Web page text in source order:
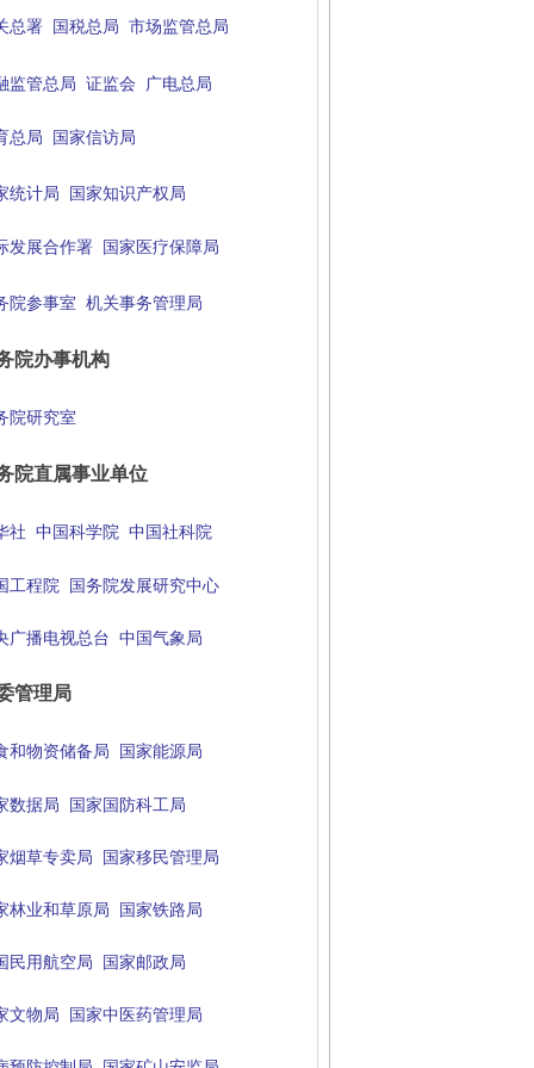
总署 国税总局 市场监管总局
监管总局 证监会 广电总局
总局 国家信访局
统计局 国家知识产权局
发展合作署 国家医疗保障局
院参事室 机关事务管理局
院办事机构
院研究室
院直属事业单位
社 中国科学院 中国社科院
工程院 国务院发展研究中心
广播电视总台 中国气象局
管理局
和物资储备局 国家能源局
数据局 国家国防科工局
烟草专卖局 国家移民管理局
林业和草原局 国家铁路局
民用航空局 国家邮政局
文物局 国家中医药管理局